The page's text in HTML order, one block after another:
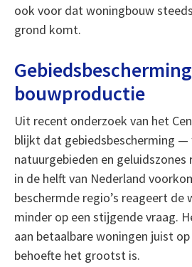
ook voor dat woningbouw
grond komt.
bouwproductie
Uit recent onderzoek van het
blijkt dat gebiedsbescherming —
natuurgebieden en
in de helft van Nederland
beschermde regio’s reageert de
minder op een stijgende vraag.
aan betaalbare woningen juist
behoefte het grootst is.